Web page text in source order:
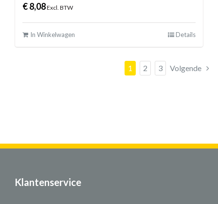
€8,08Excl. BTW
In Winkelwagen Details
1 2 3 Volgende
Klantenservice